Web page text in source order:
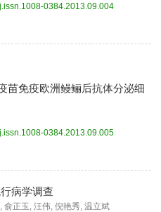
0384.2013.09.004
苗免疫欧洲鳗鲡后抗体分泌细
0384.2013.09.005
病学调查
, 俞正玉, 汪伟, 倪艳秀, 温立斌